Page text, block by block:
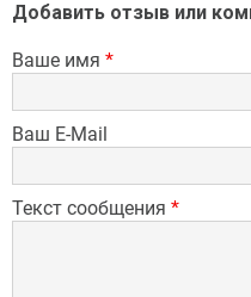
Добавить отзыв или
Ваше имя *
Ваш E-Mail
Текст сообщения *